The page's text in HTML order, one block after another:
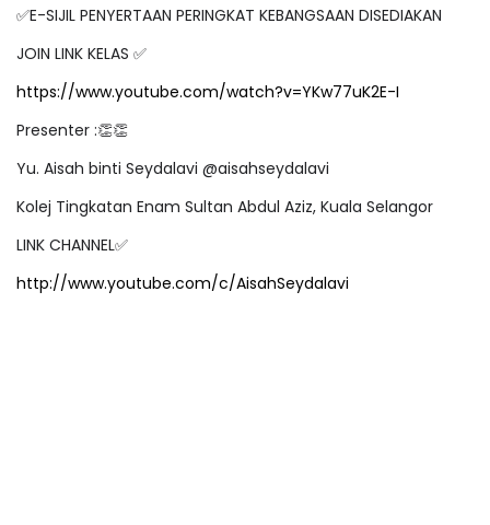
✅E-SIJIL PENYERTAAN PERINGKAT KEBANGSAAN DISEDIAKAN
JOIN LINK KELAS ✅
https://www.youtube.com/watch?v=YKw77uK2E-I
Presenter :👏👏
Yu. Aisah binti Seydalavi @aisahseydalavi
Kolej Tingkatan Enam Sultan Abdul Aziz, Kuala Selangor
LINK CHANNEL✅
http://www.youtube.com/c/AisahSeydalavi